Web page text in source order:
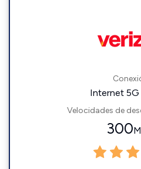
Internet 5G
Velocidades de
300